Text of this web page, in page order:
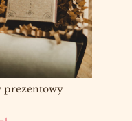
prezentowy